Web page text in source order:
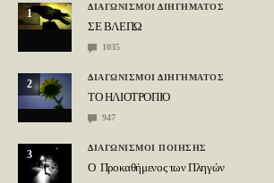
1
ΔΙΑΓΩΝΙΣΜΟΙ ΔΙΗΓΗΜΑΤΟΣ
ΣΕ ΒΛΕΠΩ
1035
2
ΔΙΑΓΩΝΙΣΜΟΙ ΔΙΗΓΗΜΑΤΟΣ
ΤΟ ΗΛΙΟΤΡΟΠΙΟ
947
3
ΔΙΑΓΩΝΙΣΜΟΙ ΠΟΙΗΣΗΣ
Ο Προκαθήμενος των Πληγών